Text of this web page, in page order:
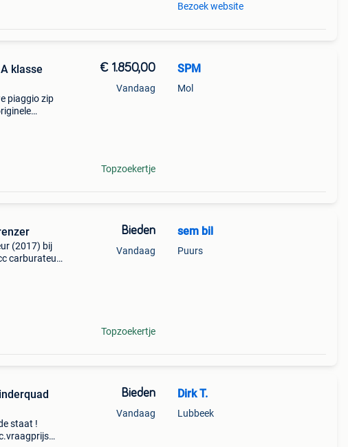
Bezoek website
klasse
piaggio zip
€ 1.850,00
Vandaag
Topzoekertje
SPM
Mol
(2017) bij
carburateur
Bieden
Vandaag
Topzoekertje
sem bil
Puurs
staat !
Bieden
Vandaag
Dirk T.
Lubbeek